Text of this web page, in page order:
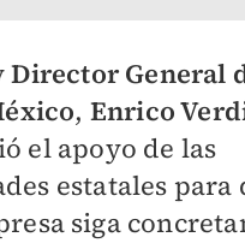
Director General
, Enrico
el apoyo de las
estatales para
siga